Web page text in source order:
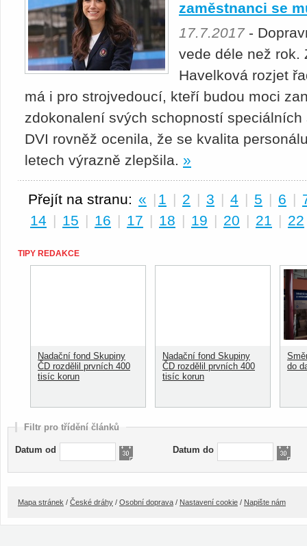
zaměstnanci se
17.7.2017-
vede déle než rok.
Havelková rozjet
má i pro strojvedoucí, kteří budou moci
zdokonalení svých schopností
DVI rovněž ocenila, že se kvalita
letech výrazně zlepšila. »
Přejít na stranu: « | 1 | 2 | 3 | 4 | 5 | 6 |
14 | 15 | 16 | 17 | 18 | 19 | 20 | 21 | 22
TIPY REDAKCE
Nadační fond Skupiny
ČD rozdělil prvních 400
tisíc korun
Nadační fond Skupiny
ČD rozdělil prvních 400
tisíc korun
do
Filtr pro třídění článků
Datum od Datum do
Mapa stránek / České dráhy / Osobní doprava / Nastavení cookie / Napište nám